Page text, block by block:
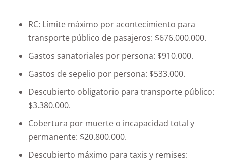
RC: Límite máximo por acontecimiento para
transporte público de pasajeros: $676.000.000.
Gastos sanatoriales por persona: $910.000.
Gastos de sepelio por persona: $533.000.
Descubierto obligatorio para transporte público:
$3.380.000.
Cobertura por muerte o incapacidad total y
permanente: $20.800.000.
Descubierto máximo para taxis y remises: